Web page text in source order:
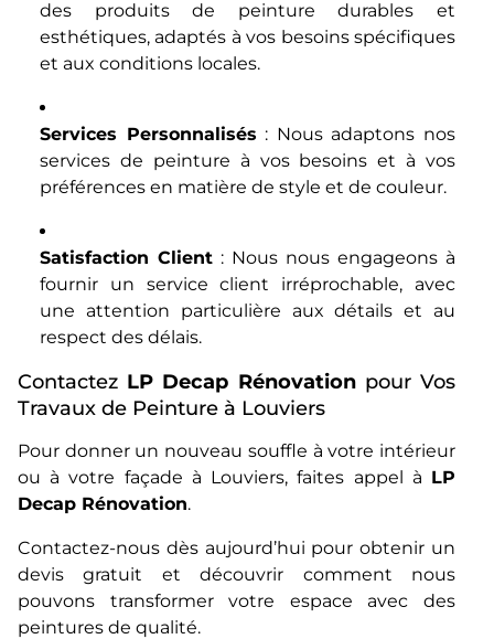
des produits de peinture durables et
esthétiques, adaptés à vos besoins spécifiques
et aux conditions locales.
Services Personnalisés : Nous adaptons nos
services de peinture à vos besoins et à vos
préférences en matière de style et de couleur.
Satisfaction Client : Nous nous engageons à
fournir un service client irréprochable, avec
une attention particulière aux détails et au
respect des délais.
Contactez LP Decap Rénovationpour Vos
Travaux de Peinture à Louviers
Pour donner un nouveau souffle à votre intérieur
ou à votre façade à Louviers, faites appel à LP
Decap Rénovation.
Contactez-nous dès aujourd’hui pour obtenir un
devis gratuit et découvrir comment nous
pouvons transformer votre espace avec des
peintures de qualité.